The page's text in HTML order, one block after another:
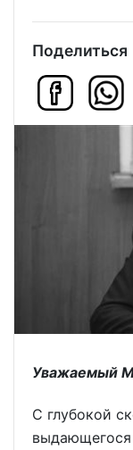
Поделиться
Уважаемый
С глубокой
выдающегося